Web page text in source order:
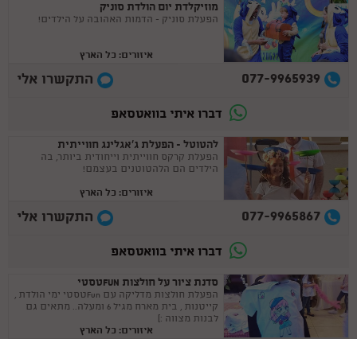
מוזיקלדת יום הולדת סוניק
הפעלת סוניק - הדמות האהובה על הילדים!
איזורים: כל הארץ
077-9965939 התקשרו אלי
דברו איתי בוואטסאפ
להטוטל - הפעלת ג'אגלינג חווייתית
הפעלת קרקס חווייתית וייחודית ביותר, בה
הילדים הם הלהטוטנים בעצמם!
איזורים: כל הארץ
077-9965867 התקשרו אלי
דברו איתי בוואטסאפ
סדנת ציור על חולצות FUNטסטי
הפעלת חולצות מדליקה עם Funטסטי ימי הולדת ,
קייטנות , בית מארח מגיל 6 ומעלה.. מתאים גם
לבנות מצווה :)
איזורים: כל הארץ